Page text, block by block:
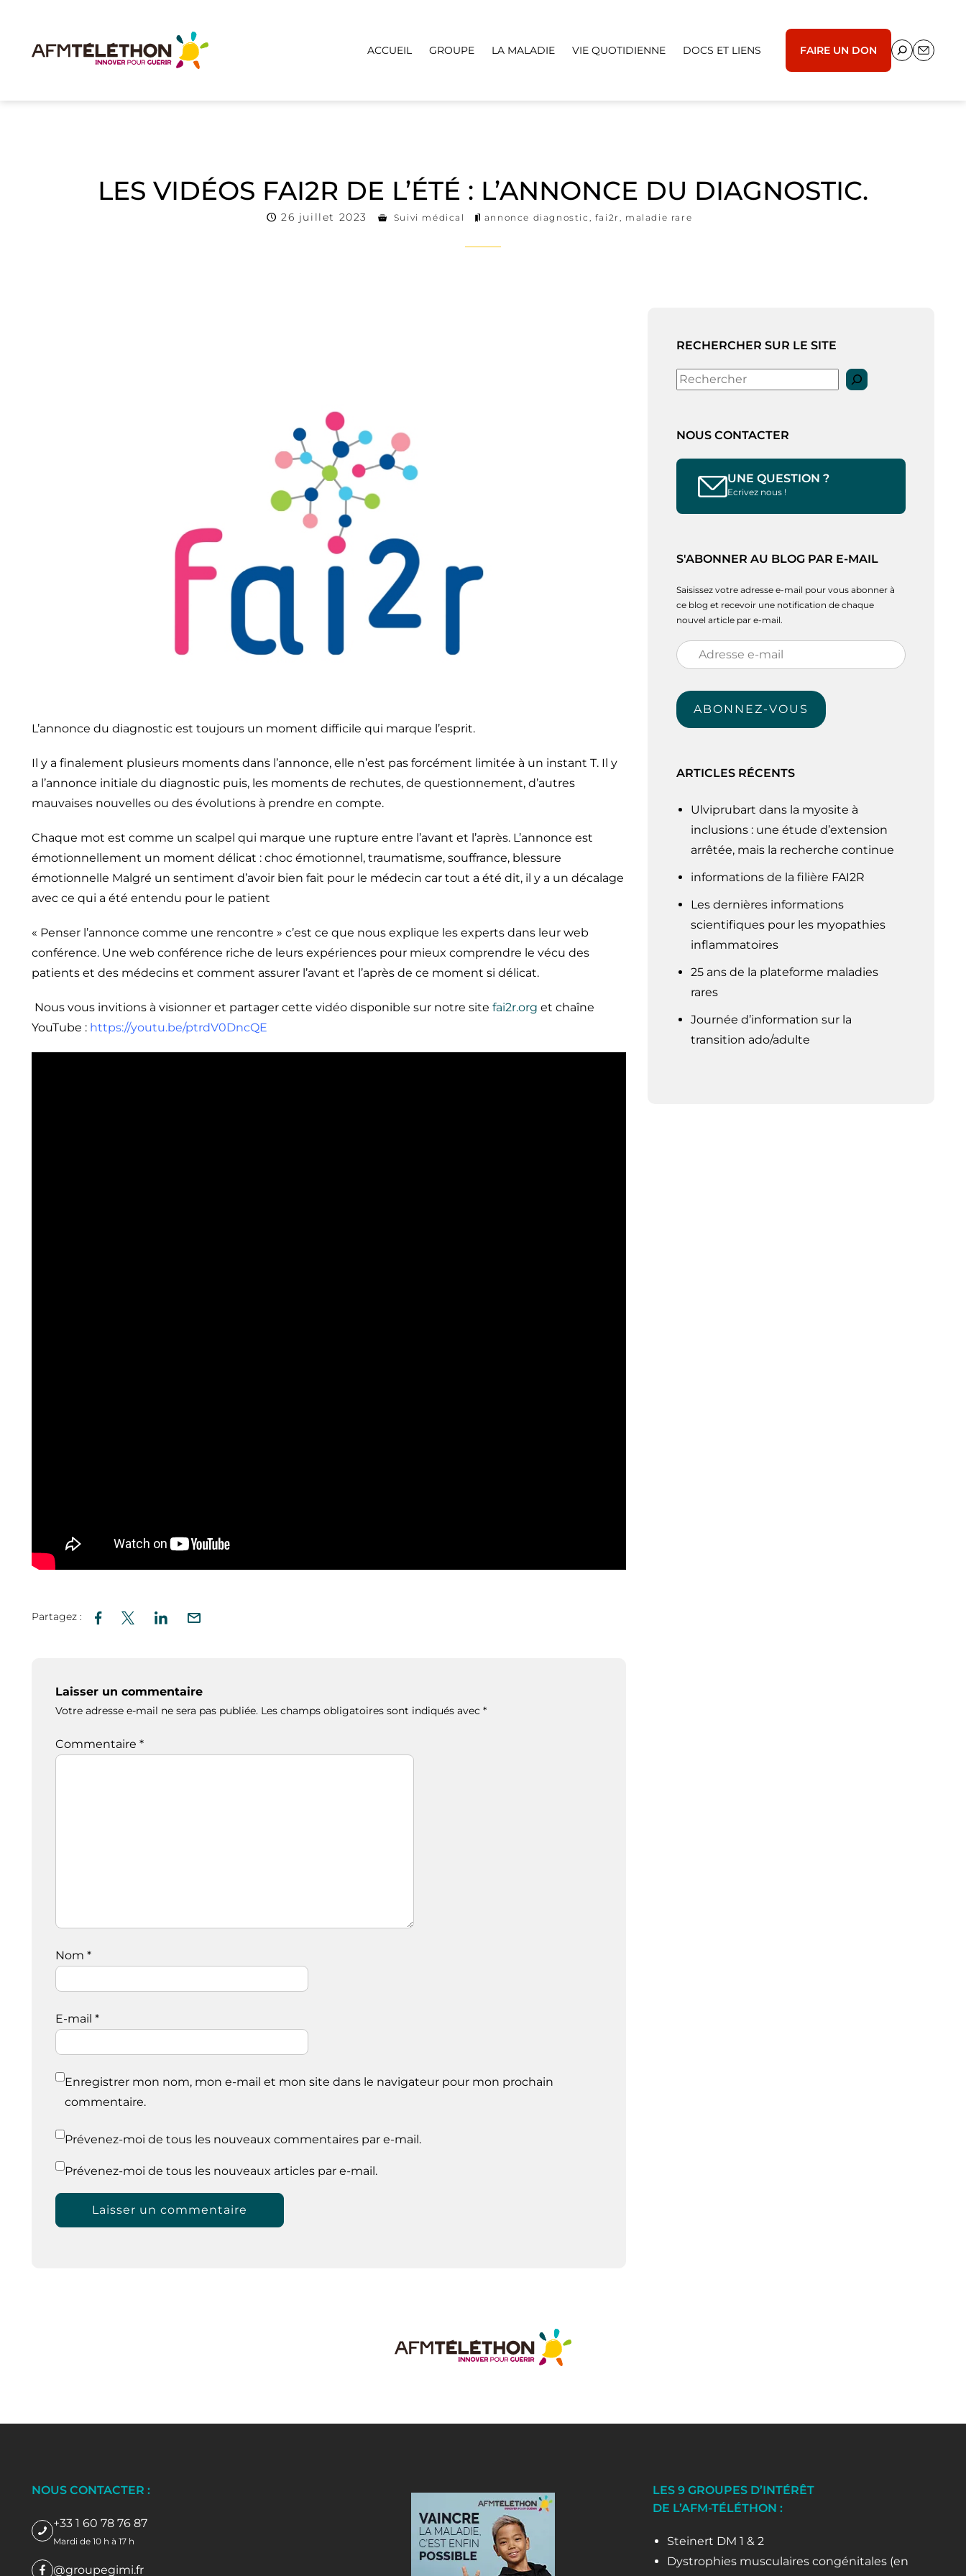
ACCUEIL GROUPE LA MALADIE VIE QUOTIDIENNE DOCS ET LIENS FAIRE UN DON
LES VIDÉOS FAI2R DE L’ÉTÉ : L’ANNONCE DU DIAGNOSTIC.
26 juillet 2023 Suivi médical annonce diagnostic , fai2r , maladie rare
L’annonce du diagnostic est toujours un moment difficile qui marque l’esprit.
Il y a finalement plusieurs moments dans l’annonce, elle n’est pas forcément limitée à un instant T. Il y
a l’annonce initiale du diagnostic puis, les moments de rechutes, de questionnement, d’autres
mauvaises nouvelles ou des évolutions à prendre en compte.
Chaque mot est comme un scalpel qui marque une rupture entre l’avant et l’après. L’annonce est
émotionnellement un moment délicat : choc émotionnel, traumatisme, souffrance, blessure
émotionnelle Malgré un sentiment d’avoir bien fait pour le médecin car tout a été dit, il y a un décalage
avec ce qui a été entendu pour le patient
« Penser l’annonce comme une rencontre » c’est ce que nous explique les experts dans leur web
conférence. Une web conférence riche de leurs expériences pour mieux comprendre le vécu des
patients et des médecins et comment assurer l’avant et l’après de ce moment si délicat.
Nous vous invitions à visionner et partager cette vidéo disponible sur notre site fai2r.org et chaîne
YouTube : https://youtu.be/ptrdV0DncQE
Partagez :
Laisser un commentaire
Votre adresse e-mail ne sera pas publiée. Les champs obligatoires sont indiqués avec *
Commentaire *
Nom *
E-mail *
Enregistrer mon nom, mon e-mail et mon site dans le navigateur pour mon prochain
commentaire.
Prévenez-moi de tous les nouveaux commentaires par e-mail.
Prévenez-moi de tous les nouveaux articles par e-mail.
RECHERCHER SUR LE SITE
Rechercher
NOUS CONTACTER
UNE QUESTION ?
Ecrivez nous !
S'ABONNER AU BLOG PAR E-MAIL
Saisissez votre adresse e-mail pour vous abonner à
ce blog et recevoir une notification de chaque
nouvel article par e-mail.
Adresse
e-
mail
ABONNEZ-VOUS
ARTICLES RÉCENTS
Ulviprubart dans la myosite à
inclusions : une étude d’extension
arrêtée, mais la recherche continue
informations de la filière FAI2R
Les dernières informations
scientifiques pour les myopathies
inflammatoires
25 ans de la plateforme maladies
rares
Journée d’information sur la
transition ado/adulte
NOUS CONTACTER :
+33 1 60 78 76 87
Mardi de 10 h à 17 h
@groupegimi.fr
LES 9 GROUPES D’INTÉRÊT
DE L’AFM-TÉLÉTHON :
Steinert DM 1 & 2
Dystrophies musculaires congénitales (en